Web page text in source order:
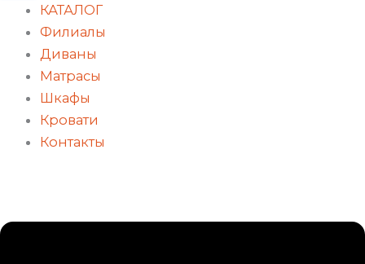
КАТАЛОГ
Филиалы
Диваны
Матрасы
Шкафы
Кровати
Контакты